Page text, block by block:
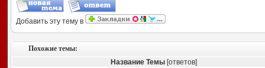
Добавить эту тему в
Похожие темы:
Название Темы[ответов]